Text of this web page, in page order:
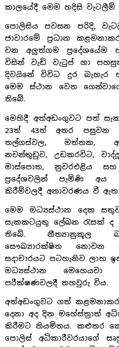
කාලයේදී මෙම හදිසි වැටලීම්
පොලිසිය පවසන පරිදි,
ජාවාරමේ ප්‍රධාන
වන අලුත්ගම ප්‍රදේශයේම
විසින් වැඩි වැටුප් හා
දිවයිනේ විවිධ දුර බැහැර
මෙම ස්ථාන වෙත
තිබේ.
මෙහිදී අත්අඩංගුවට පත්
23ත් 43ත් අතර පසුවන
තල්ගස්වල, මත්තක,
නවන්තුඩුව, උඩකරවිට,
මාස්පොත, නුවරඑළිය
ප්‍රදේශවලින් පැමිණි
කිරීම්වලදී අනාවරණය වී ඇත.
මෙම මධ්‍යස්ථාන දෙක
සැකකටයුතු ලේඛන රැසක්
තිබේ. නීත්‍යානුකූල
සෞඛ්‍යාරක්ෂිත
සදාචාරයට පටහැනිව ලාභ
මධ්‍යස්ථාන
පරීක්ෂණවලදී තහවුරු විය.
අත්අඩංගුවට ගත්
දෙනා අද දින මහේස්ත්‍රාත්
කිරීමට නියමිතය. කළුතර
පොලිස් අධිකාරීවරයාගේ